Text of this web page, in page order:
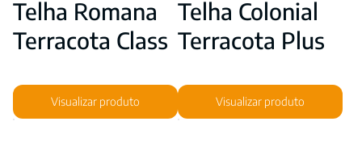
Telha Romana
Terracota Class
Visualizar produto
Telha Colonial
Terracota Plus
Visualizar produto